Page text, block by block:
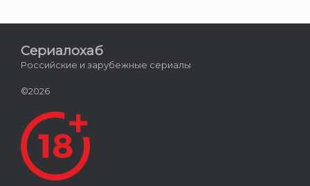
Сериалохаб
Российские и зарубежные сериалы
©2026